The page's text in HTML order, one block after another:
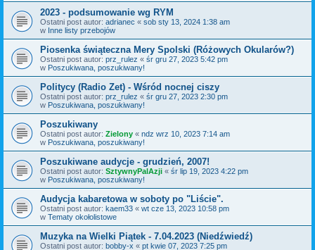
2023 - podsumowanie wg RYM
Ostatni post autor: adrianec « sob sty 13, 2024 1:38 am
w Inne listy przebojów
Piosenka świąteczna Mery Spolski (Różowych Okularów?)
Ostatni post autor: prz_rulez « śr gru 27, 2023 5:42 pm
w Poszukiwana, poszukiwany!
Politycy (Radio Zet) - Wśród nocnej ciszy
Ostatni post autor: prz_rulez « śr gru 27, 2023 2:30 pm
w Poszukiwana, poszukiwany!
Poszukiwany
Ostatni post autor: Zielony « ndz wrz 10, 2023 7:14 am
w Poszukiwana, poszukiwany!
Poszukiwane audycje - grudzień, 2007!
Ostatni post autor: SztywnyPalAzji « śr lip 19, 2023 4:22 pm
w Poszukiwana, poszukiwany!
Audycja kabaretowa w soboty po "Liście".
Ostatni post autor: kaem33 « wt cze 13, 2023 10:58 pm
w Tematy okołolistowe
Muzyka na Wielki Piątek - 7.04.2023 (Niedźwiedź)
Ostatni post autor: bobby-x « pt kwie 07, 2023 7:25 pm